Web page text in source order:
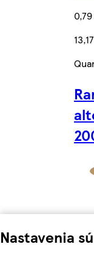
Nastavenia